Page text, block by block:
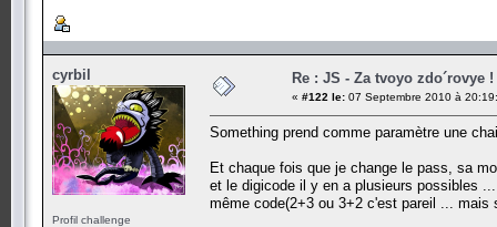
cyrbil
Profil challenge
Re : JS - Za tvoyo zdo´rovye !
« #122 le: 07 Septembre 2010 à
Something prend comme paramètre une
Et chaque fois que je change le pass, sa
et le digicode il y en a plusieurs possibles
même code(2+3 ou 3+2 c'est pareil ... mais